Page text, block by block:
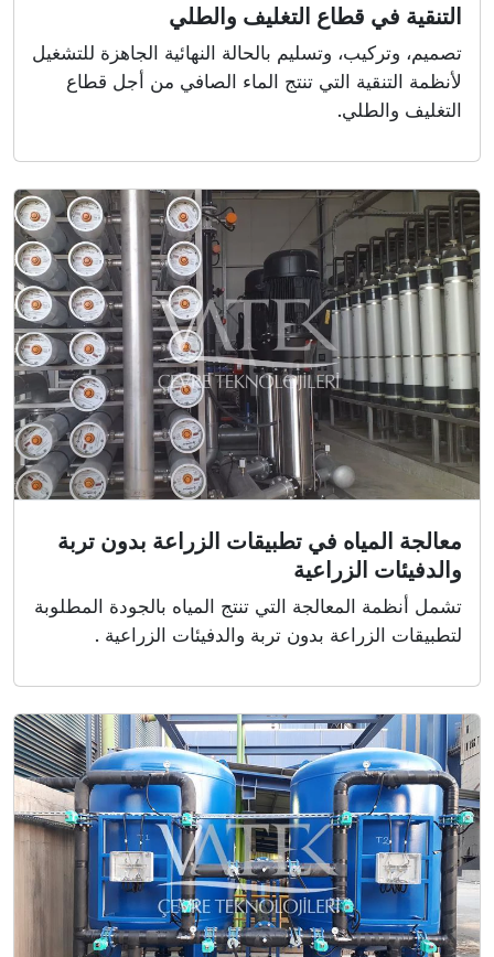
التنقية في قطاع التغليف والطلي
تصميم، وتركيب، وتسليم بالحالة النهائية الجاهزة للتشغيل
لأنظمة التنقية التي تنتج الماء الصافي من أجل قطاع
التغليف والطلي.
معالجة المياه في تطبيقات الزراعة بدون تربة
والدفيئات الزراعية
تشمل أنظمة المعالجة التي تنتج المياه بالجودة المطلوبة
لتطبيقات الزراعة بدون تربة والدفيئات الزراعية .